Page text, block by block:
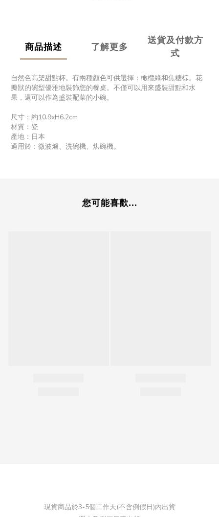
商品描述 了解更多
送貨及付款方
式
自然色高架甜點杯。有兩種顏色可供選擇：橄欖綠和焦糖棕。花
瓣狀的碗型優雅地裝飾您的餐桌。不僅可以用來盛裝甜點和水
果，還可以作為盛裝配菜的小碗。
尺寸：約10.9xH6.2cm
材質：瓷
產地：日本
適用於：微波爐、洗碗機、烘碗機。
您可能喜歡...
現貨商品於3-5個工作天(不含例假日)內出貨